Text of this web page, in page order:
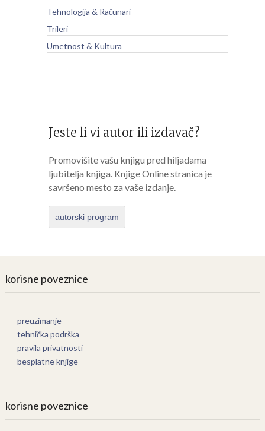
Tehnologija & Računari
Trileri
Umetnost & Kultura
Jeste li vi autor ili izdavač?
Promovišite vašu knjigu pred hiljadama
ljubitelja knjiga. Knjige Online stranica je
savršeno mesto za vaše izdanje.
autorski program
korisne poveznice
preuzimanje
tehnička podrška
pravila privatnosti
besplatne knjige
korisne poveznice